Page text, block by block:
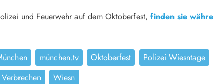
und Feuerwehr auf dem Oktoberfest, finden sie
münchen.tv Oktoberfest Polizei Wiesntage
Verbrechen Wiesn